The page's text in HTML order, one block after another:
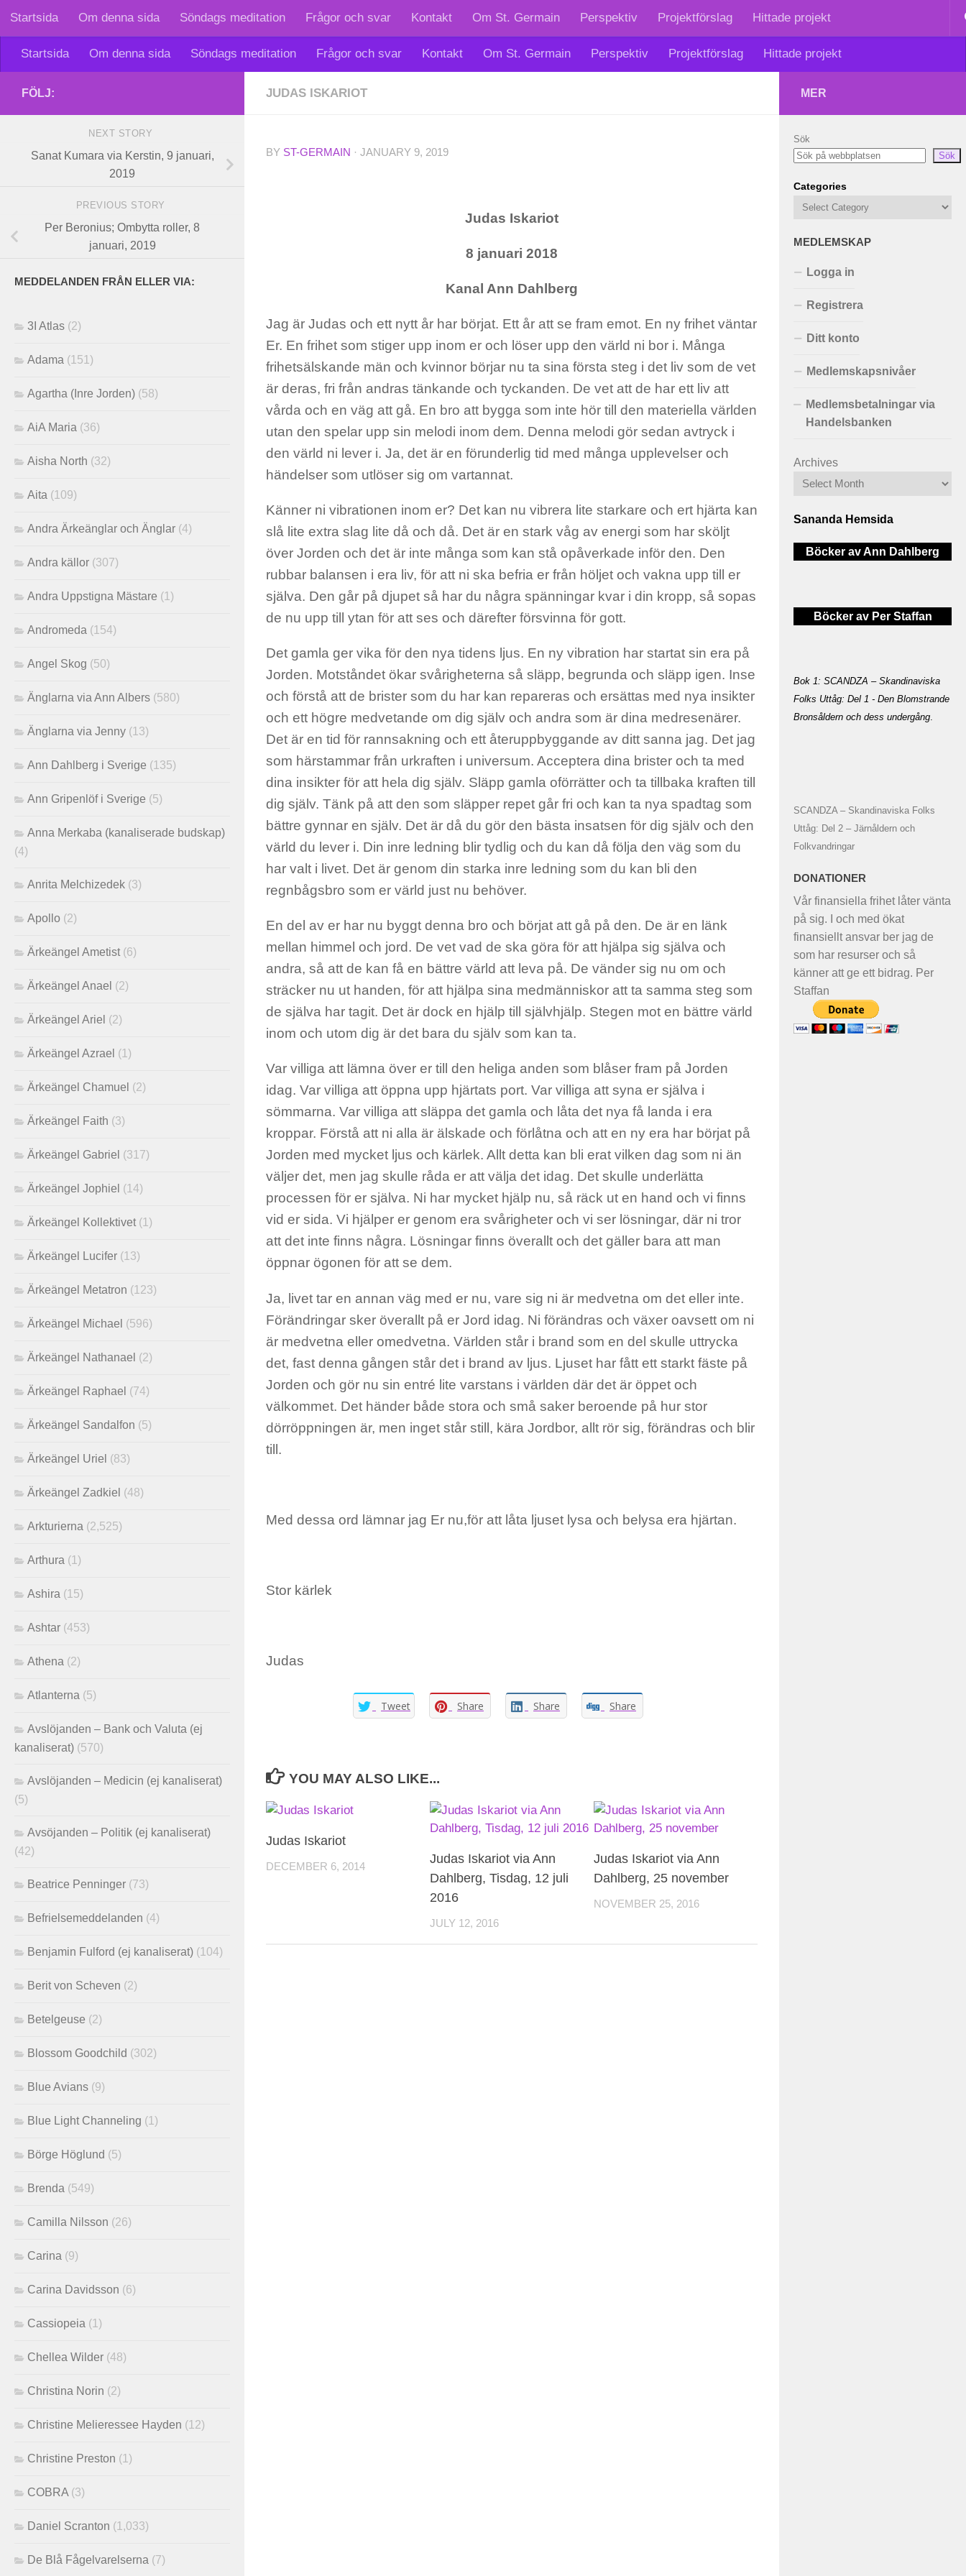
Skip to content
Startsida Om denna sida Söndags meditation Frågor och svar Kontakt Om St. Germain Perspektiv Projektförslag Hittade projekt
Startsida Om denna sida Söndags meditation Frågor och svar Kontakt Om St. Germain Perspektiv Projektförslag Hittade projekt
JUDAS ISKARIOT
BY ST-GERMAIN · JANUARY 9, 2019
Judas Iskariot
8 januari 2018
Kanal Ann Dahlberg
Jag är Judas och ett nytt år har börjat. Ett år att se fram emot. En ny frihet väntar
Er. En frihet som stiger upp inom er och löser upp den värld ni bor i. Många
frihetsälskande män och kvinnor börjar nu ta sina första steg i det liv som de vet
är deras, fri från andras tänkande och tyckanden. De vet att de har ett liv att
vårda och en väg att gå. En bro att bygga som inte hör till den materiella världen
utan den spelar upp sin melodi inom dem. Denna melodi gör sedan avtryck i
den värld ni lever i. Ja, det är en förunderlig tid med många upplevelser och
händelser som utlöser sig om vartannat.
Känner ni vibrationen inom er? Det kan nu vibrera lite starkare och ert hjärta kan
slå lite extra slag lite då och då. Det är en stark våg av energi som har sköljt
över Jorden och det är inte många som kan stå opåverkade inför den. Den
rubbar balansen i era liv, för att ni ska befria er från höljet och vakna upp till er
själva. Den går på djupet så har du några spänningar kvar i din kropp, så sopas
de nu upp till ytan för att ses och därefter försvinna för gott.
Det gamla ger vika för den nya tidens ljus. En ny vibration har startat sin era på
Jorden. Motståndet ökar svårigheterna så släpp, begrunda och släpp igen. Inse
och förstå att de brister som du har kan repareras och ersättas med nya insikter
och ett högre medvetande om dig själv och andra som är dina medresenärer.
Det är en tid för rannsakning och ett återuppbyggande av ditt sanna jag. Det jag
som härstammar från urkraften i universum. Acceptera dina brister och ta med
dina insikter för att hela dig själv. Släpp gamla oförrätter och ta tillbaka kraften till
dig själv. Tänk på att den som släpper repet går fri och kan ta nya spadtag som
bättre gynnar en själv. Det är då du gör den bästa insatsen för dig själv och den
värld du lever i. Din inre ledning blir tydlig och du kan då följa den väg som du
har valt i livet. Det är genom din starka inre ledning som du kan bli den
regnbågsbro som er värld just nu behöver.
En del av er har nu byggt denna bro och börjat att gå på den. De är en länk
mellan himmel och jord. De vet vad de ska göra för att hjälpa sig själva och
andra, så att de kan få en bättre värld att leva på. De vänder sig nu om och
sträcker nu ut handen, för att hjälpa sina medmänniskor att ta samma steg som
de själva har tagit. Det är dock en hjälp till självhjälp. Stegen mot en bättre värld
inom och utom dig är det bara du själv som kan ta.
Var villiga att lämna över er till den heliga anden som blåser fram på Jorden
idag. Var villiga att öppna upp hjärtats port. Var villiga att syna er själva i
sömmarna. Var villiga att släppa det gamla och låta det nya få landa i era
kroppar. Förstå att ni alla är älskade och förlåtna och att en ny era har börjat på
Jorden med mycket ljus och kärlek. Allt detta kan bli erat vilken dag som ni än
väljer det, men jag skulle råda er att välja det idag. Det skulle underlätta
processen för er själva. Ni har mycket hjälp nu, så räck ut en hand och vi finns
vid er sida. Vi hjälper er genom era svårigheter och vi ser lösningar, där ni tror
att det inte finns några. Lösningar finns överallt och det gäller bara att man
öppnar ögonen för att se dem.
Ja, livet tar en annan väg med er nu, vare sig ni är medvetna om det eller inte.
Förändringar sker överallt på er Jord idag. Ni förändras och växer oavsett om ni
är medvetna eller omedvetna. Världen står i brand som en del skulle uttrycka
det, fast denna gången står det i brand av ljus. Ljuset har fått ett starkt fäste på
Jorden och gör nu sin entré lite varstans i världen där det är öppet och
välkommet. Det händer både stora och små saker beroende på hur stor
dörröppningen är, men inget står still, kära Jordbor, allt rör sig, förändras och blir
till.
Med dessa ord lämnar jag Er nu,för att låta ljuset lysa och belysa era hjärtan.
Stor kärlek
Judas
Tweet Share Share Share
YOU MAY ALSO LIKE...
Judas Iskariot
DECEMBER 6, 2014
Judas Iskariot via Ann
Dahlberg, Tisdag, 12 juli
2016
JULY 12, 2016
Judas Iskariot via Ann
Dahlberg, 25 november
NOVEMBER 25, 2016
FÖLJ:
NEXT STORY
Sanat Kumara via Kerstin, 9 januari,
2019
PREVIOUS STORY
Per Beronius; Ombytta roller, 8
januari, 2019
MEDDELANDEN FRÅN ELLER VIA:
3I Atlas (2)
Adama (151)
Agartha (Inre Jorden) (58)
AiA Maria (36)
Aisha North (32)
Aita (109)
Andra Ärkeänglar och Änglar (4)
Andra källor (307)
Andra Uppstigna Mästare (1)
Andromeda (154)
Angel Skog (50)
Änglarna via Ann Albers (580)
Änglarna via Jenny (13)
Ann Dahlberg i Sverige (135)
Ann Gripenlöf i Sverige (5)
Anna Merkaba (kanaliserade budskap)
(4)
Anrita Melchizedek (3)
Apollo (2)
Ärkeängel Ametist (6)
Ärkeängel Anael (2)
Ärkeängel Ariel (2)
Ärkeängel Azrael (1)
Ärkeängel Chamuel (2)
Ärkeängel Faith (3)
Ärkeängel Gabriel (317)
Ärkeängel Jophiel (14)
Ärkeängel Kollektivet (1)
Ärkeängel Lucifer (13)
Ärkeängel Metatron (123)
Ärkeängel Michael (596)
Ärkeängel Nathanael (2)
Ärkeängel Raphael (74)
Ärkeängel Sandalfon (5)
Ärkeängel Uriel (83)
Ärkeängel Zadkiel (48)
Arkturierna (2,525)
Arthura (1)
Ashira (15)
Ashtar (453)
Athena (2)
Atlanterna (5)
Avslöjanden – Bank och Valuta (ej
kanaliserat) (570)
Avslöjanden – Medicin (ej kanaliserat)
(5)
Avsöjanden – Politik (ej kanaliserat)
(42)
Beatrice Penninger (73)
Befrielsemeddelanden (4)
Benjamin Fulford (ej kanaliserat) (104)
Berit von Scheven (2)
Betelgeuse (2)
Blossom Goodchild (302)
Blue Avians (9)
Blue Light Channeling (1)
Börge Höglund (5)
Brenda (549)
Camilla Nilsson (26)
Carina (9)
Carina Davidsson (6)
Cassiopeia (1)
Chellea Wilder (48)
Christina Norin (2)
Christine Melieressee Hayden (12)
Christine Preston (1)
COBRA (3)
Daniel Scranton (1,033)
De Blå Fågelvarelserna (7)
MER
Sök
Sök
Categories
MEDLEMSKAP
Logga in
Registrera
Ditt konto
Medlemskapsnivåer
Medlemsbetalningar via
Handelsbanken
Archives
Sananda Hemsida
Böcker av Ann Dahlberg
Böcker av Per Staffan
Bok 1: SCANDZA – Skandinaviska
Folks Uttåg: Del 1 - Den Blomstrande
Bronsåldern och dess undergång.
SCANDZA – Skandinaviska Folks
Uttåg: Del 2 – Järnåldern och
Folkvandringar
DONATIONER
Vår finansiella frihet låter vänta
på sig. I och med ökat
finansiellt ansvar ber jag de
som har resurser och så
känner att ge ett bidrag. Per
Staffan